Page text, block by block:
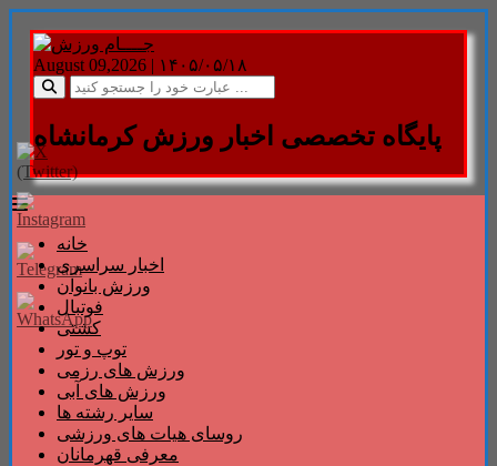
August 09,2026 | ۱۴۰۵/۰۵/۱۸
پایگاه تخصصی اخبار ورزش کرمانشاه
خانه
اخبار سراسری
ورزش بانوان
فوتبال
کشتی
توپ و تور
ورزش های رزمی
ورزش های آبی
سایر رشته ها
روسای هیات های ورزشی
معرفی قهرمانان